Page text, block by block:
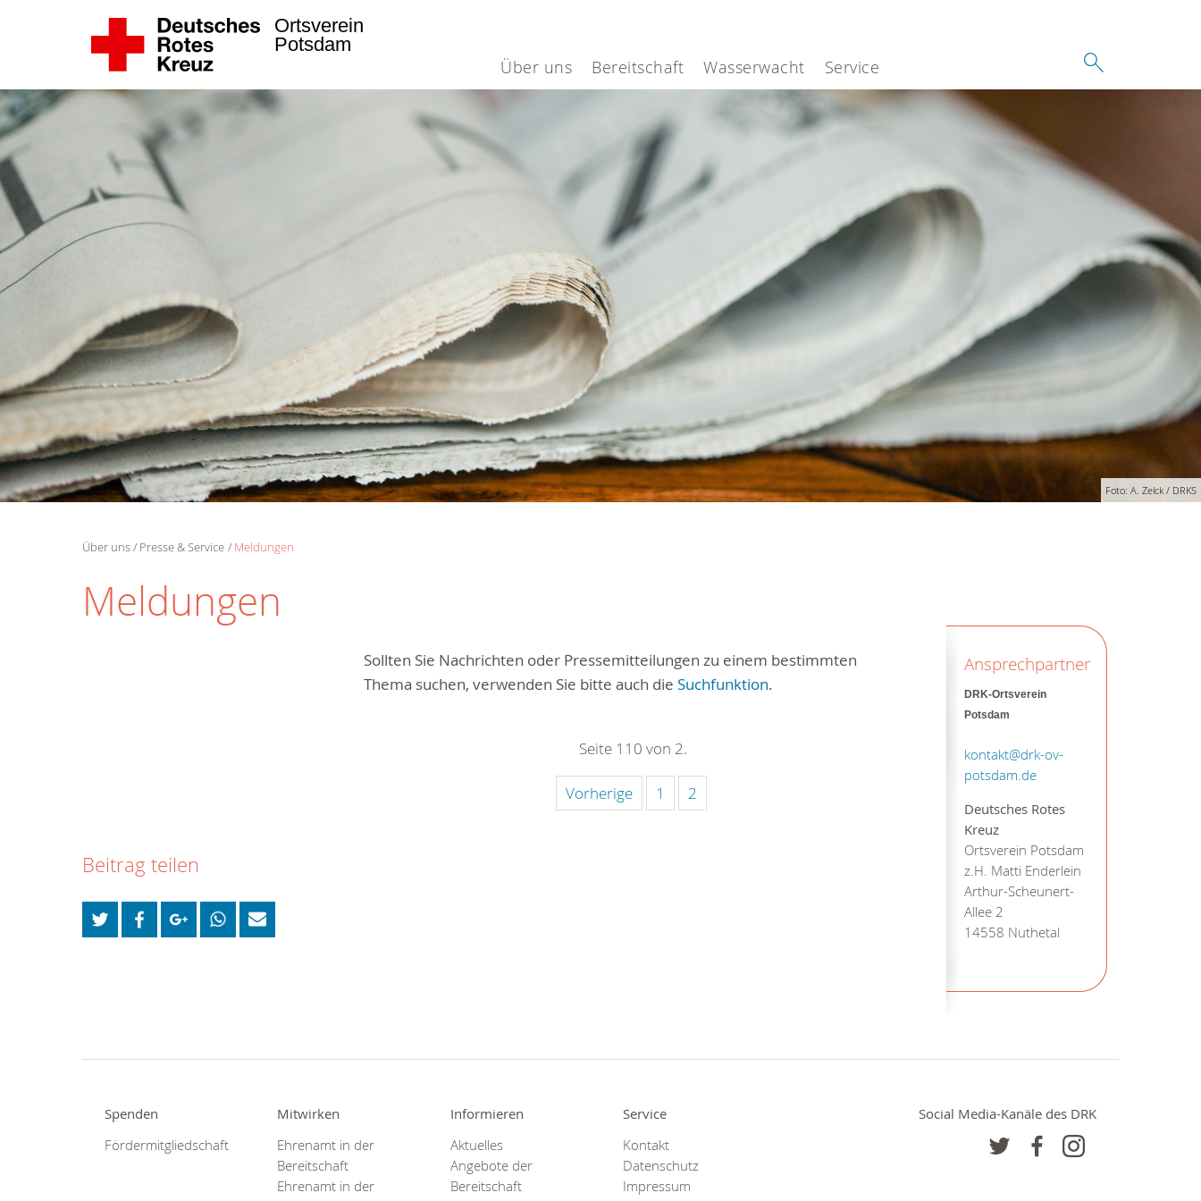
Über uns Bereitschaft Wasserwacht Service
Ortsverein
Potsdam
Foto: A. Zelck / DRKS
Über uns Presse & Service Meldungen
Meldungen
Ansprechpartner
DRK-Ortsverein
Potsdam
kontakt@drk-ov-
potsdam.de
Deutsches Rotes
Kreuz
Ortsverein Potsdam
z.H. Matti Enderlein
Arthur-Scheunert-
Allee 2
14558 Nuthetal
Sollten Sie Nachrichten oder Pressemitteilungen zu einem bestimmten
Thema suchen, verwenden Sie bitte auch die Suchfunktion.
Seite 110 von 2.
Vorherige 1 2
Beitrag teilen
Spenden
Fördermitgliedschaft
Mitwirken
Ehrenamt in der
Bereitschaft
Ehrenamt in der
Informieren
Aktuelles
Angebote der
Bereitschaft
Service
Kontakt
Datenschutz
Impressum
Social Media-Kanäle des DRK